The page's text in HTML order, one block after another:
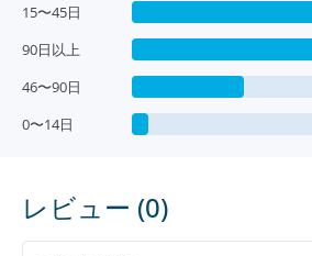
15〜45日
90日以上
46〜90日
0〜14日
レビュー (0)